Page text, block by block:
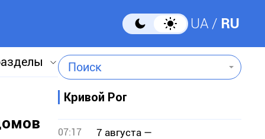
UA RU
Поиск
Кривой Рог
07:17
7 августа —